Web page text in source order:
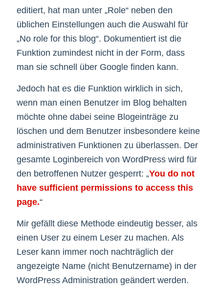
editiert, hat man unter „Role“ neben den
üblichen Einstellungen auch die Auswahl für
„No role for this blog“. Dokumentiert ist die
Funktion zumindest nicht in der Form, dass
man sie schnell über Google finden kann.
Jedoch hat es die Funktion wirklich in sich,
wenn man einen Benutzer im Blog behalten
möchte ohne dabei seine Blogeinträge zu
löschen und dem Benutzer insbesondere keine
administrativen Funktionen zu überlassen. Der
gesamte Loginbereich von WordPress wird für
den betroffenen Nutzer gesperrt: „You do not
have sufficient permissions to access this
page.“
Mir gefällt diese Methode eindeutig besser, als
einen User zu einem Leser zu machen. Als
Leser kann immer noch nachträglich der
angezeigte Name (nicht Benutzername) in der
WordPress Administration geändert werden.